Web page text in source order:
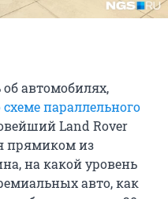
автомобилях,
схеме параллельного
Land Rover
прямиком из
на какой уровень
авто, как